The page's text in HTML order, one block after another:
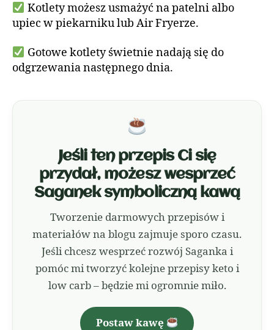
Kotlety możesz usmażyć na patelni albo
upiec w piekarniku lub Air Fryerze.
Gotowe kotlety świetnie nadają się do
odgrzewania następnego dnia.
Jeśli ten przepis Ci się
przydał, możesz wesprzeć
Saganek symboliczną kawą
Tworzenie darmowych przepisów i
materiałów na blogu zajmuje sporo czasu.
Jeśli chcesz wesprzeć rozwój Saganka i
pomóc mi tworzyć kolejne przepisy keto i
low carb – będzie mi ogromnie miło.
Postaw kawę